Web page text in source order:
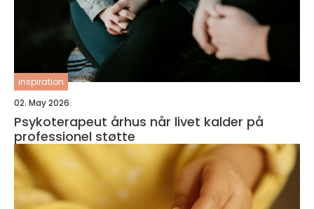
inspiration
02. May 2026
Psykoterapeut århus når livet kalder på
professionel støtte